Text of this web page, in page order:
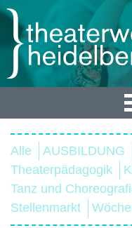
Alle AUSBILDUNG
Theaterpädagogik
Tanz und
Stellenmarkt